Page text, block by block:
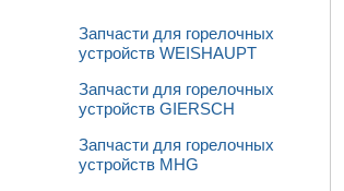
Запчасти для горелочных
устройств WEISHAUPT
Запчасти для горелочных
устройств GIERSCH
Запчасти для горелочных
устройств MHG